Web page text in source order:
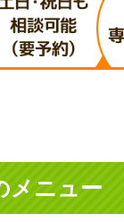
メニュー